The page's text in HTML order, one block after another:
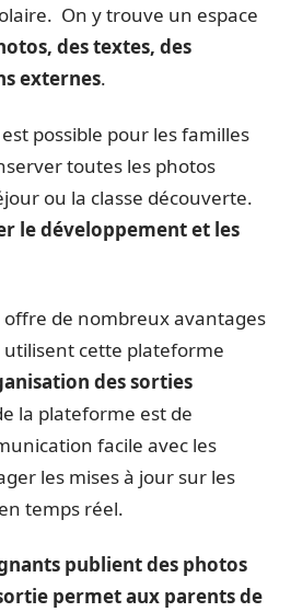
On y trouve un espace
des textes, des
externes.
possible pour les familles
toutes les photos
ou la classe découverte.
le développement et les
de nombreux avantages
cette plateforme
des sorties
la plateforme est de
facile avec les
les mises à jour sur les
temps réel.
publient des photos
permet aux parents de